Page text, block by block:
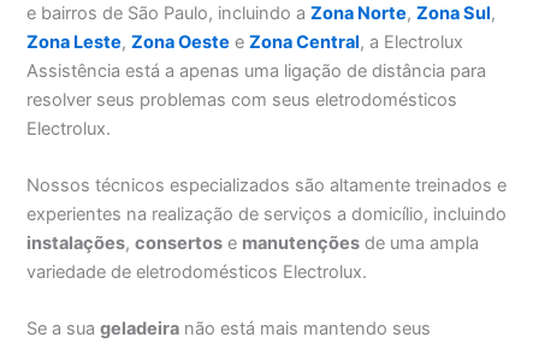
e bairros de São Paulo, incluindo aZona Norte,Zona Sul,
Zona Leste,Zona Oeste eZona Central, a Electrolux
Assistência está a apenas uma ligação de distância para
resolver seus problemas com seus eletrodomésticos
Electrolux.
Nossos técnicos especializados são altamente treinados e
experientes na realização de serviços a domicílio, incluindo
instalações,consertos e manutenções de uma ampla
variedade de eletrodomésticos Electrolux.
Se a suageladeira não está mais mantendo seus